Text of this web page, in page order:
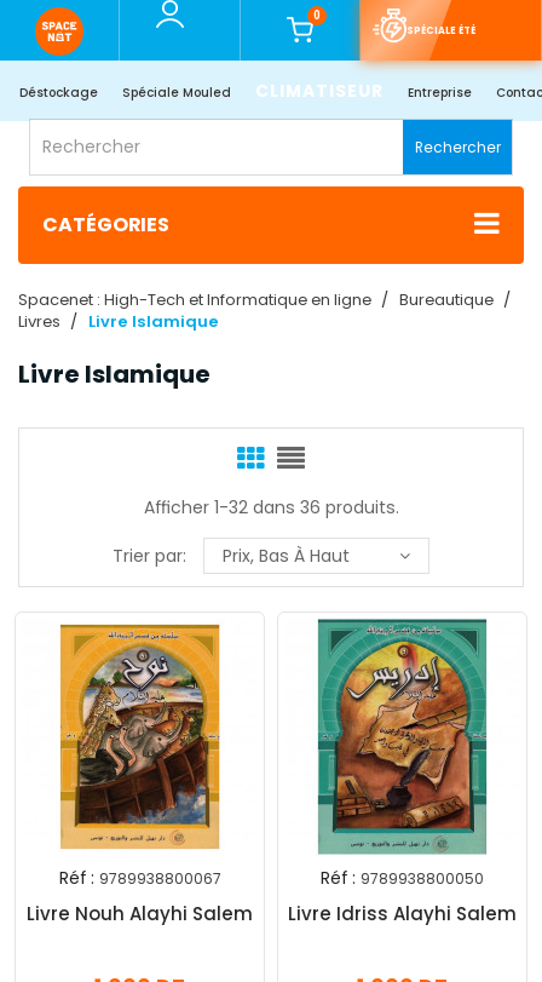
0
SPÉCIALE ÉTÉ
Déstockage Spéciale Mouled CLIMATISEUR Entreprise
Rechercher
CATÉGORIES
Spacenet : High-Tech et Informatique en ligne
Bureautique
Livres
Livre Islamique
Livre Islamique
Afficher 1-32 dans 36 produits.
Trier par:
Prix, Bas À Haut
Réf : 9789938800067
Livre Nouh Alayhi Salem
Réf : 9789938800050
Livre Idriss Alayhi Salem